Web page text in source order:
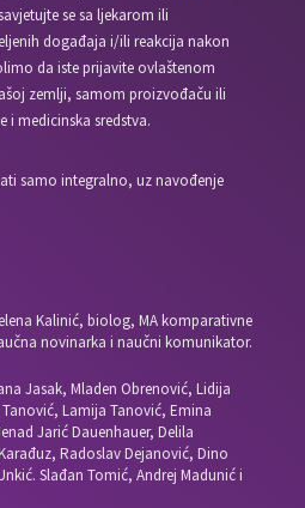
se sa ljekarom ili
događaja i/ili reakcija nakon
da iste prijavite ovlaštenom
zemlji, samom proizvođaču ili
i medicinska sredstva.
samo integralno, uz navođenje
Kalinić, biolog, MA komparativne
novinarka i naučni komunikator.
Jasak, Mladen Obrenović, Lidija
Lamija Tanović, Emina
Jarić Dauenhauer, Delila
Radoslav Dejanović, Dino
Slađan Tomić, Andrej Madunić i